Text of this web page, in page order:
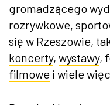
gromadzącego
rozrywkowe,
się w Rzeszowie,
koncerty, wystawy,
filmowe i wiele